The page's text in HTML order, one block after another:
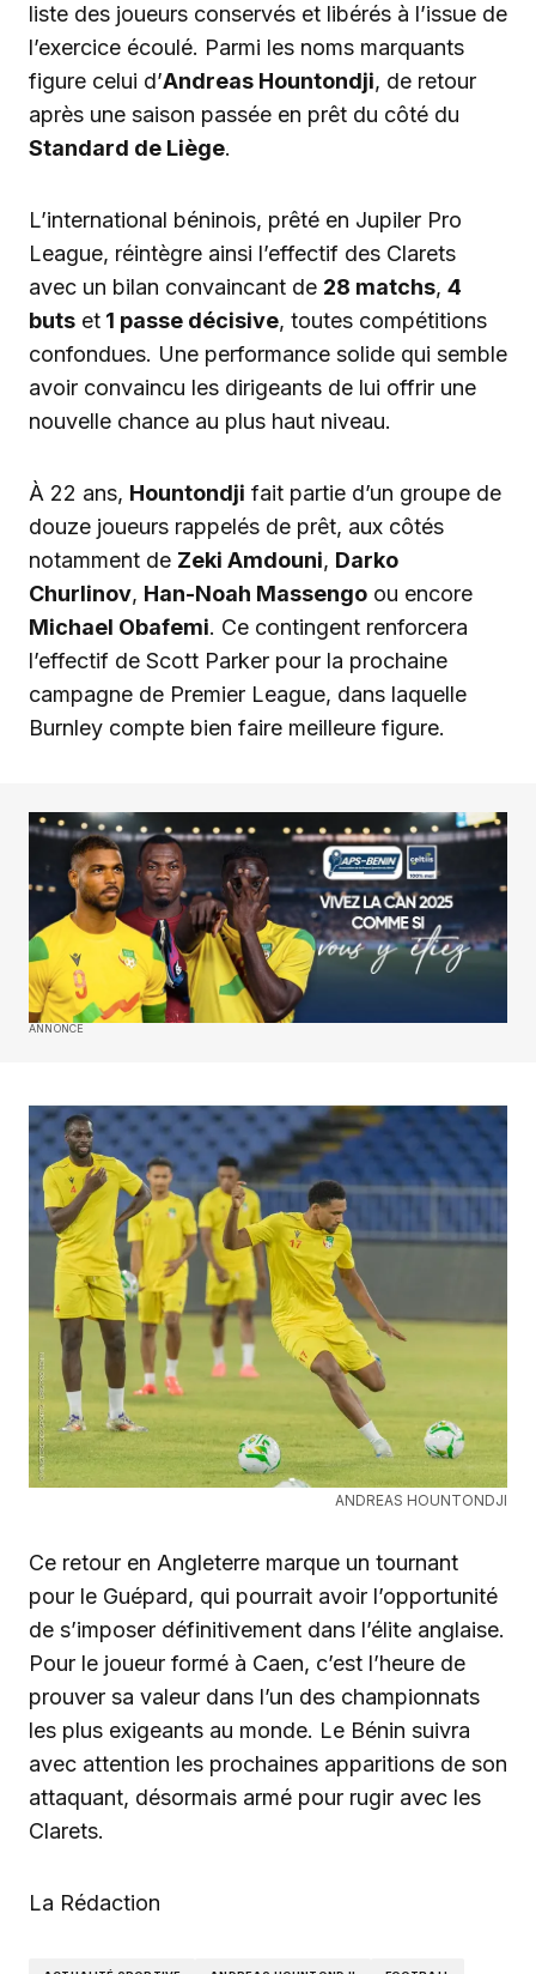
liste des joueurs conservés et libérés à l’issue de
l’exercice écoulé. Parmi les noms marquants
figure celui d’Andreas Hountondji, de retour
après une saison passée en prêt du côté du
Standard de Liège.
L’international béninois, prêté en Jupiler Pro
League, réintègre ainsi l’effectif des Clarets
avec un bilan convaincant de 28 matchs, 4
buts et 1 passe décisive, toutes compétitions
confondues. Une performance solide qui semble
avoir convaincu les dirigeants de lui offrir une
nouvelle chance au plus haut niveau.
À 22 ans, Hountondji fait partie d’un groupe de
douze joueurs rappelés de prêt, aux côtés
notamment de Zeki Amdouni, Darko
Churlinov, Han-Noah Massengo ou encore
Michael Obafemi. Ce contingent renforcera
l’effectif de Scott Parker pour la prochaine
campagne de Premier League, dans laquelle
Burnley compte bien faire meilleure figure.
ANNONCE
ANDREAS HOUNTONDJI
Ce retour en Angleterre marque un tournant
pour le Guépard, qui pourrait avoir l’opportunité
de s’imposer définitivement dans l’élite anglaise.
Pour le joueur formé à Caen, c’est l’heure de
prouver sa valeur dans l’un des championnats
les plus exigeants au monde. Le Bénin suivra
avec attention les prochaines apparitions de son
attaquant, désormais armé pour rugir avec les
Clarets.
La Rédaction